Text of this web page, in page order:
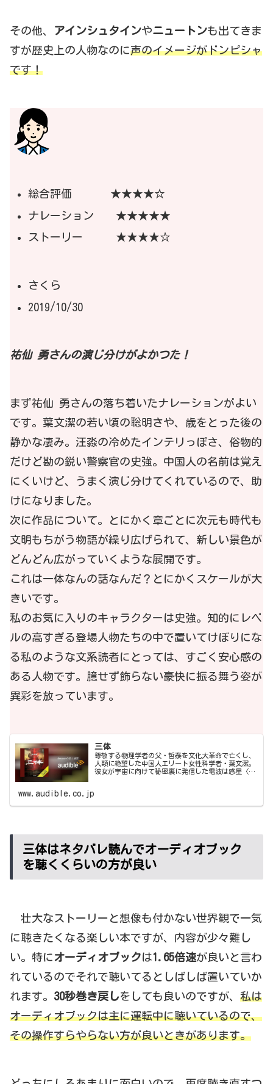
その他、 アインシュタインやニュートンも出てきま
すが歴史上の人物なのに声のイメージがドンピシャ
です！
総合評価 ★★★★☆
ナレーション ★★★★★
ストーリー ★★★★☆
さくら
2019/10/30
祐仙 勇さんの演じ分けがよかつた！
まず祐仙 勇さんの落ち着いたナレーションがよい
です。葉文潔の若い頃の聡明さや、歳をとった後の
静かな凄み。汪淼の冷めたインテリっぽさ、俗物的
だけど勘の鋭い警察官の史強。中国人の名前は覚え
にくいけど、うまく演じ分けてくれているので、助
けになりました。
次に作品について。とにかく章ごとに次元も時代も
文明もちがう物語が繰り広げられて、新しい景色が
どんどん広がっていくような展開です。
これは一体なんの話なんだ？とにかくスケールが大
きいです。
私のお気に入りのキャラクターは史強。知的にレベ
ルの高すぎる登場人物たちの中で置いてけぼりにな
る私のような文系読者にとっては、すごく安心感の
ある人物です。臆せず飾らない豪快に振る舞う姿が
異彩を放っています。
三体
尊敬する物理学者の父・哲泰を文化大革命で亡くし、
人類に絶望した中国人エリート女性科学者・葉文潔。
彼女が宇宙に向けて秘密裏に発信した電波は惑星〈三
www.audible.co.jp
三体はネタバレ読んでオーディオブック
を聴くくらいの方が良い
壮大なストーリーと想像も付かない世界観で一気
に聴きたくなる楽しい本ですが、内容が少々難し
い。特に オーディオブックは1.65倍速が良いと言わ
れているのでそれで聴いてるとしばしば置いていか
れます。 30秒巻き戻しをしても良いのですが、 私は
オーディオブックは主に運転中に聴いているので、
その操作すらやらない方が良いときがあります。